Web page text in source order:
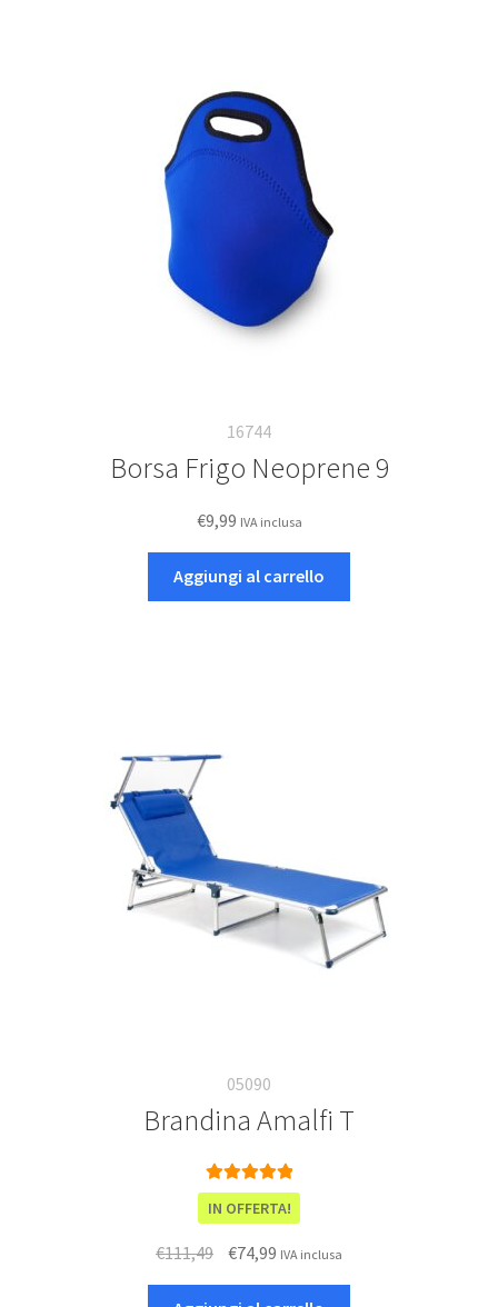
16744
Borsa Frigo Neoprene 9
€9,99 IVA inclusa
Aggiungi al carrello
05090
Brandina Amalfi T
Valutato5.00
su 5
IN OFFERTA!
€111,49 €74,99IlIVA inclusa